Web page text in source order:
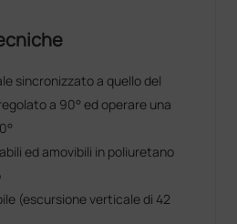
sincronizzato a quello del
a 90° ed operare una
ed amovibili in poliuretano
(escursione verticale di 42